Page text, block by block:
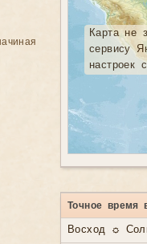
Карта не
сервису
настроек
Точное время
Восход ☼